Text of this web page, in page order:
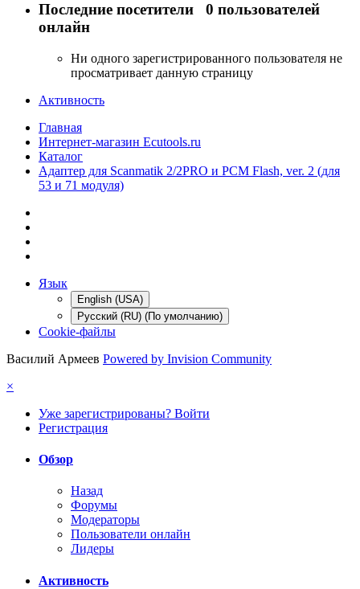
Последние посетители 0 пользователей
онлайн
Ни одного зарегистрированного пользователя не
просматривает данную страницу
Активность
Главная
Интернет-магазин Ecutools.ru
Каталог
Адаптер для Scanmatik 2/2PRO и PCM Flash, ver. 2 (для
53 и 71 модуля)
Язык
English (USA)
Русский (RU) (По умолчанию)
Cookie-файлы
Василий Армеев Powered by Invision Community
×
Уже зарегистрированы? Войти
Регистрация
Обзор
Назад
Форумы
Модераторы
Пользователи онлайн
Лидеры
Активность